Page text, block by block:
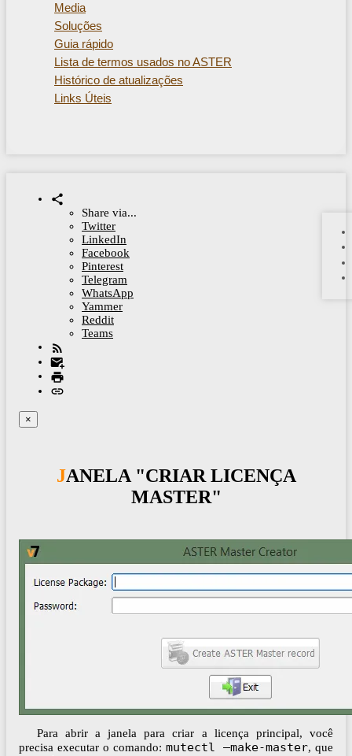
Media
Soluções
Guia rápido
Lista de termos usados ​​no ASTER
Histórico de atualizações
Links Úteis
Share via...
Twitter
LinkedIn
Facebook
Pinterest
Telegram
WhatsApp
Yammer
Reddit
Teams
×
JANELA "CRIAR LICENÇA
MASTER"
Para abrir a janela para criar a licença principal, você
precisa executar o comando: mutectl –make-master, que